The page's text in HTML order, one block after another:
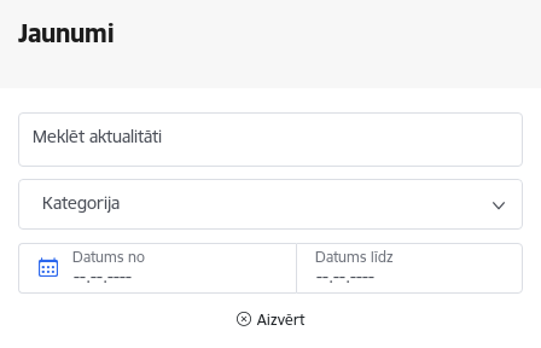
Jaunumi
Meklēt aktualitāti
Kategorija
Datums no Datums līdz
Aizvērt